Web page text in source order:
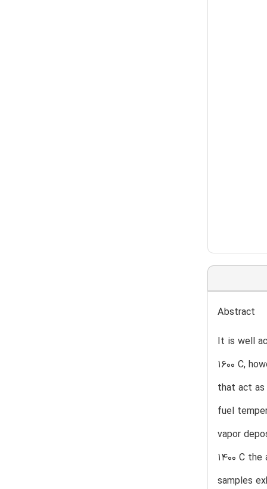
Abstract
It is well
1600 C,
that act
fuel
vapor
1400 C
samples